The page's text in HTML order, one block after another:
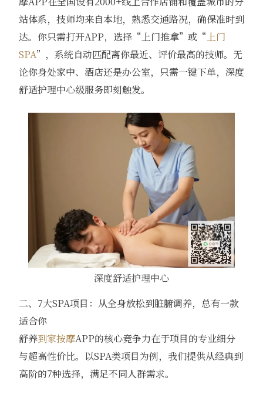
站体系，技师均来自本地，熟悉交通路况，确保准时到
达。你只需打开APP，选择“上门推拿”或“ 上门
SPA”，系统自动匹配离你最近、评价最高的技师。无
论你身处家中、酒店还是办公室，只需一键下单，深度
舒适护理中心级服务即刻触发。
深度舒适护理中心
二、7大SPA项目：从全身放松到脏腑调养，总有一款
适合你
舒养到家按摩APP的核心竞争力在于项目的专业细分
与超高性价比。以SPA类项目为例，我们提供从经典到
高阶的7种选择，满足不同人群需求。